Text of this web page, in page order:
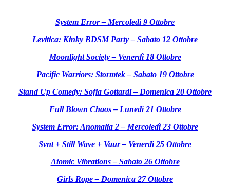
System Error – Mercoledì 9 Ottobre
Levitica: Kinky BDSM Party – Sabato 12 Ottobre
Moonlight Society – Venerdì 18 Ottobre
Pacific Warriors: Stormtek – Sabato 19 Ottobre
Stand Up Comedy: Sofia Gottardi – Domenica 20 Ottobre
Full Blown Chaos – Lunedì 21 Ottobre
System Error: Anomalia 2 – Mercoledì 23 Ottobre
Svnt + Still Wave + Vaur – Venerdì 25 Ottobre
Atomic Vibrations – Sabato 26 Ottobre
Girls Rope – Domenica 27 Ottobre